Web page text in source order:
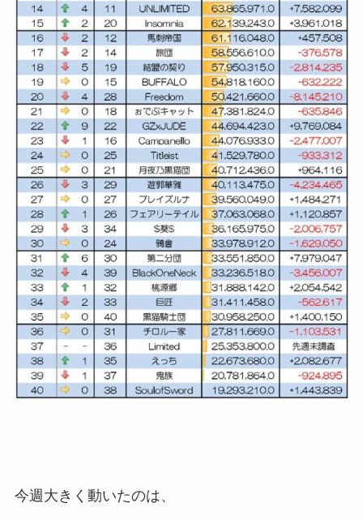
今週大きく動いたのは、